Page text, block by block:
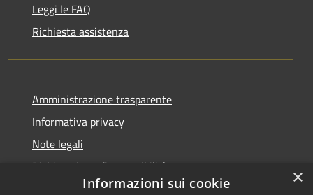
Leggi le FAQ
Richiesta assistenza
Amministrazione trasparente
Informativa privacy
Note legali
Dichiarazione di accessibilità
×
Informazioni sui cookie